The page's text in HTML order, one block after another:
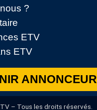
?
ETV
ETV
ANNONCEUR
– Tous les droits réservés.